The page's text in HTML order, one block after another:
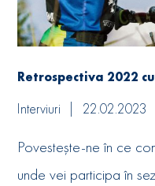
Retrospectiva 2022
Interviuri 22.02.2023
Povestește-ne în ce
unde vei participa în